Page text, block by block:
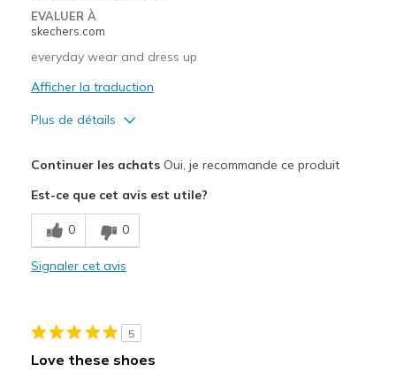
Width
Sizing
View On Shoes
Shoes are for Wearing
EVALUER À
skechers.com
everyday wear and dress up
Afficher la traduction
Plus de détails
Comfortable
Les meilleures utilisations
Casual Wear
Continuer les achatsOui, je recommande ce produit
Est-ce que cet avis est utile?
0 0
Signaler cet avis
5
Love these shoes